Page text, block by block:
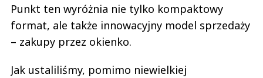
Punkt ten wyróżnia nie tylko kompaktowy
format, ale także innowacyjny model sprzedaży
– zakupy przez okienko.
Jak ustaliliśmy, pomimo niewielkiej